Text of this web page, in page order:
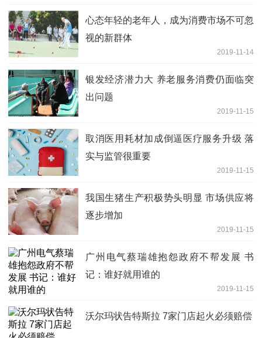
心态年轻的老年人，成为消费市场不可忽
视的新群体
2019-11-14
银发经济潜力大 养老服务消费仍面临突
出问题
2019-11-15
取消医用耗材加成倒逼医疗服务升级 落
实与监管很重要
2019-11-15
我国生猪生产积极势头明显 市场供应将
逐步增加
2019-11-15
广州电气蔡瑞雄抱怨政府不帮发展 书
记：谁好就用谁的
2019-11-15
沃尔玛状告特斯拉 7家门店起火必须赔偿